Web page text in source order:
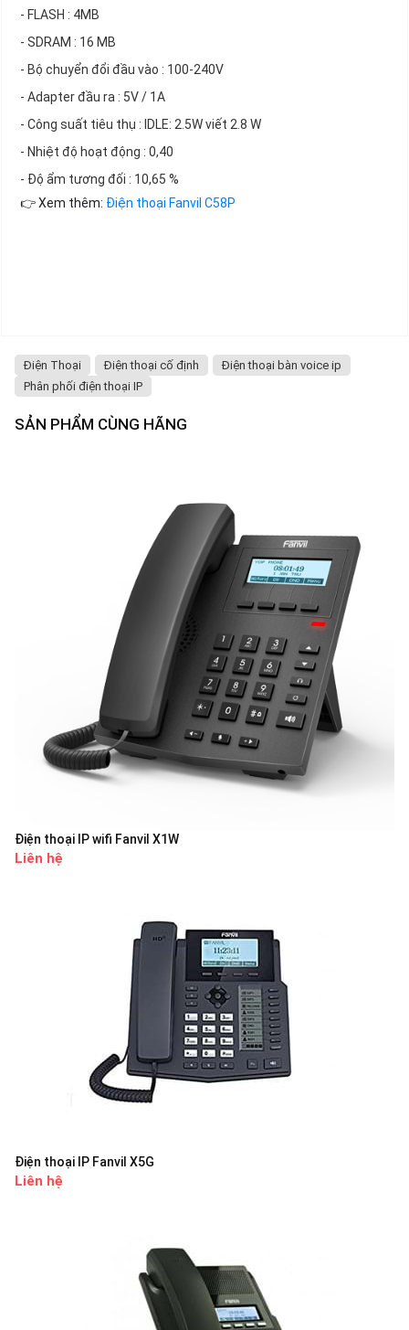
- FLASH : 4MB
- SDRAM : 16 MB
- Bộ chuyển đổi đầu vào : 100-240V
- Adapter đầu ra : 5V / 1A
- Công suất tiêu thụ : IDLE: 2.5W viết 2.8 W
- Nhiệt độ hoạt động : 0,40
- Độ ẩm tương đối : 10,65 %
👉 Xem thêm: Điện thoại Fanvil C58P
Điện Thoại Điện thoại cố định
Điện thoại bàn voice ip
Phân phối điện thoại IP
SẢN PHẨM CÙNG HÃNG
Điện thoại IP wifi Fanvil X1W
Liên hệ
Điện thoại IP Fanvil X5G
Liên hệ